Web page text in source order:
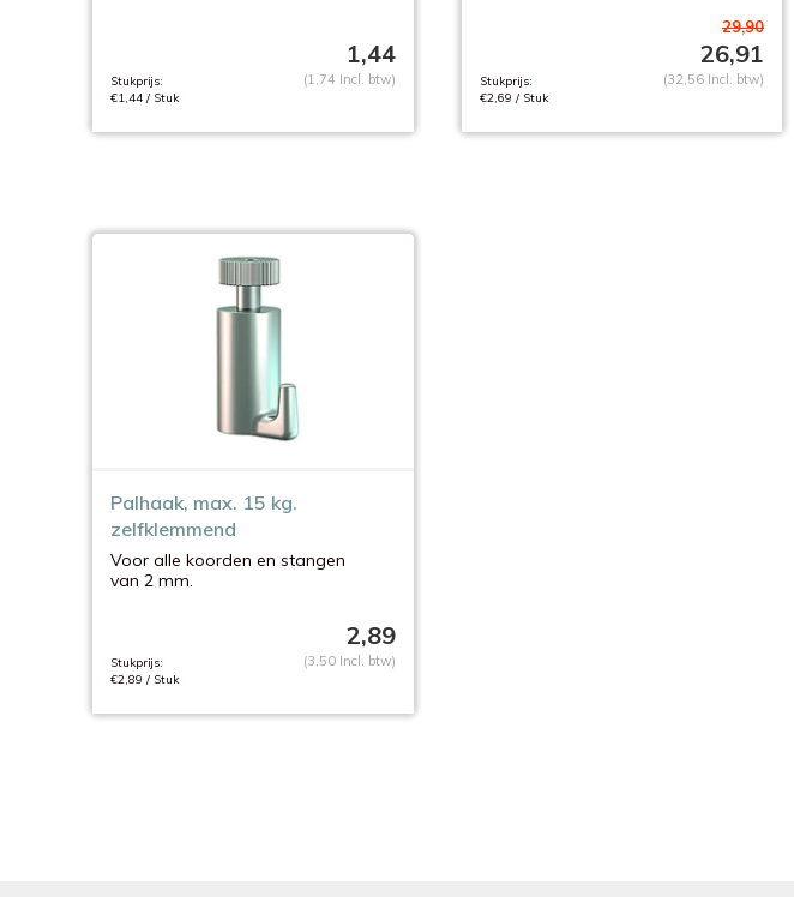
1,44
Stukprijs:
€1,44 / Stuk
(1,74 Incl. btw)
29,90
26,91
Stukprijs:
€2,69 / Stuk
(32,56 Incl. btw)
Palhaak, max. 15 kg.
zelfklemmend
Voor alle koorden en stangen
van 2 mm.
2,89
Stukprijs:
€2,89 / Stuk
(3,50 Incl. btw)